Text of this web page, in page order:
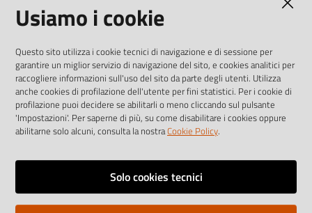
I dati personali pubblicati sono riutilizzabili solo alle condizioni
previste dalla direttiva comunitaria 2003/98/CE e dal d.lgs.
36/2006
Vai alla pagina
Note legali
Usiamo i cookie
Questo sito utilizza i cookie tecnici di navigazione e di sessione per
garantire un miglior servizio di navigazione del sito, e cookies analitici per
raccogliere informazioni sull'uso del sito da parte degli utenti. Utilizza
anche cookies di profilazione dell'utente per fini statistici. Per i cookie di
profilazione puoi decidere se abilitarli o meno cliccando sul pulsante
'Impostazioni'. Per saperne di più, su come disabilitare i cookies oppure
abilitarne solo alcuni, consulta la nostraCookie Policy.
Solo cookies tecnici